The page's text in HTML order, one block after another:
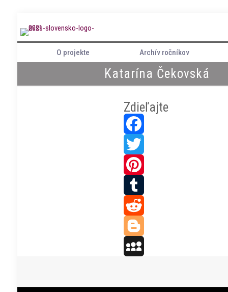
O projekte Archív ročníkov
Katarína Čekovská
Zdieľajte
Facebook
Twitter
Pinterest
Tumblr
Reddit
Blogger